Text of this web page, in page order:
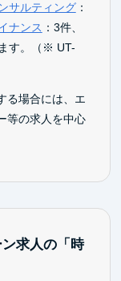
サルティング：
ナンス ：3件、
す。（※ UT-
る場合には、エ
等の求人を中心
求人の「時